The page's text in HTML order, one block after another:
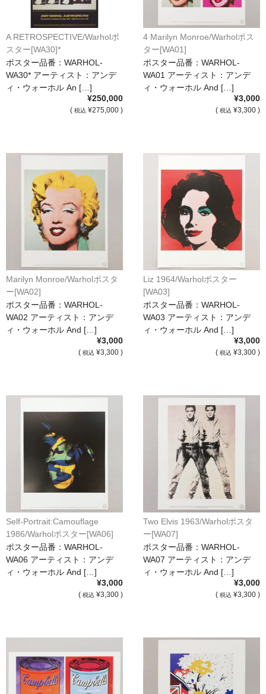
A RETROSPECTIVE/Warholポ
スター[WA30]*
ポスター品番：WARHOL-
WA30* アーティスト：アンデ
ィ・ウォーホル An […]
¥250,000
( 税込 ¥275,000 )
4 Marilyn Monroe/Warholポス
ター[WA01]
ポスター品番：WARHOL-
WA01 アーティスト：アンデ
ィ・ウォーホル And […]
¥3,000
( 税込 ¥3,300 )
Marilyn Monroe/Warholポスタ
ー[WA02]
ポスター品番：WARHOL-
WA02 アーティスト：アンデ
ィ・ウォーホル And […]
¥3,000
( 税込 ¥3,300 )
Liz 1964/Warholポスター
[WA03]
ポスター品番：WARHOL-
WA03 アーティスト：アンデ
ィ・ウォーホル And […]
¥3,000
( 税込 ¥3,300 )
Self-Portrait:Camouflage
1986/Warholポスター[WA06]
ポスター品番：WARHOL-
WA06 アーティスト：アンデ
ィ・ウォーホル And […]
¥3,000
( 税込 ¥3,300 )
Two Elvis 1963/Warholポスタ
ー[WA07]
ポスター品番：WARHOL-
WA07 アーティスト：アンデ
ィ・ウォーホル And […]
¥3,000
( 税込 ¥3,300 )